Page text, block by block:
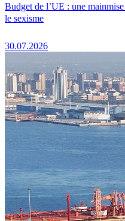
Budget de l’UE : une
le sexisme
30.07.2026